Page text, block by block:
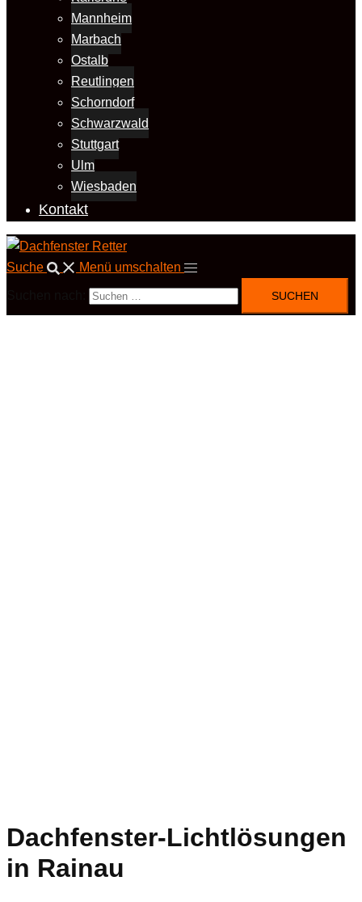
Mannheim
Marbach
Ostalb
Reutlingen
Schorndorf
Schwarzwald
Stuttgart
Ulm
Wiesbaden
Kontakt
Suche Menü umschalten
Dachfenster-Lichtlösungen
in Rainau